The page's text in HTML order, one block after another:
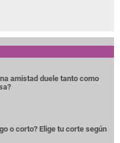
amistad duele tanto como
o corto? Elige tu corte según